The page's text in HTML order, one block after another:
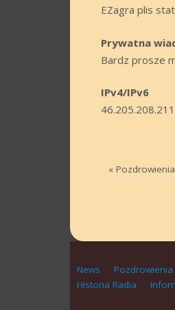
EZagra plis
Prywatna
Bardz prosze
IPv4/IPv6
46.205.208.211
«Pozdrowienia
News Pozdrowienia
Historia Radia